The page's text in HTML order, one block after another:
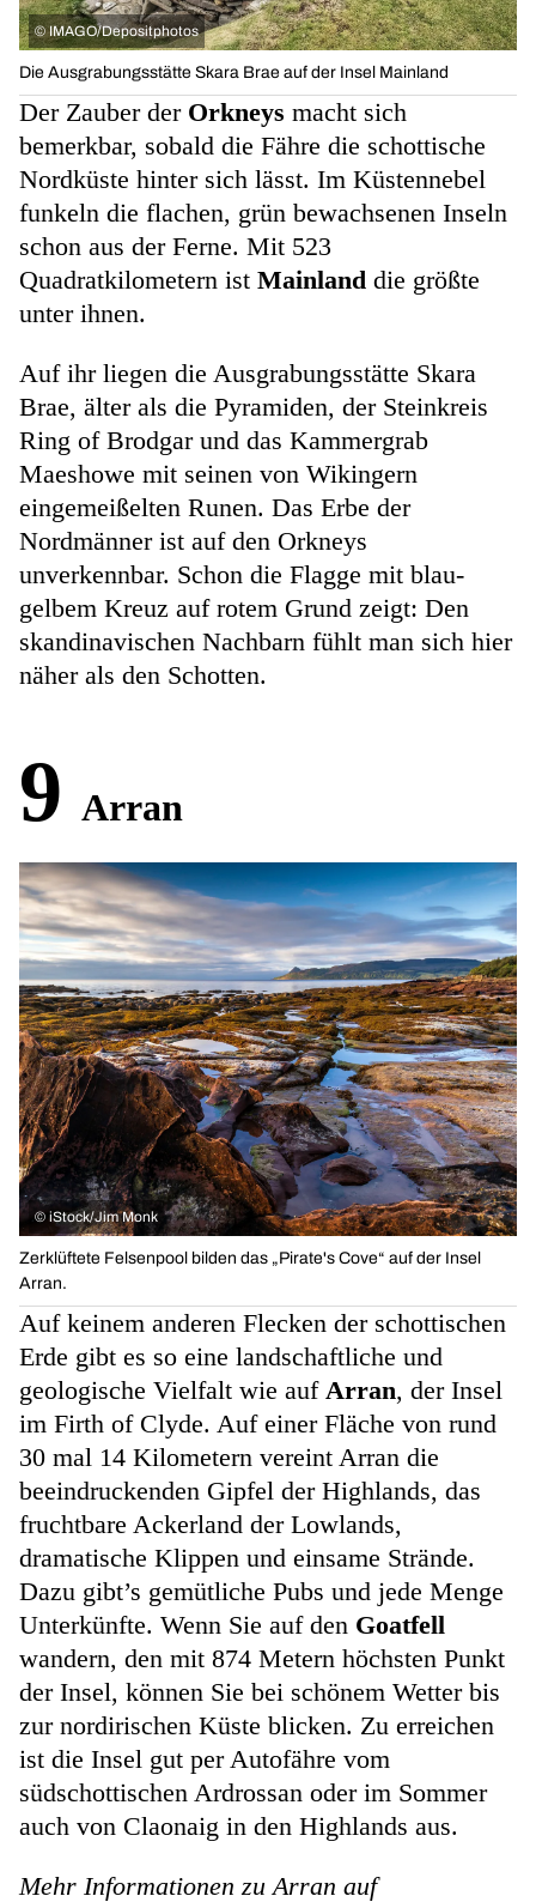
© IMAGO/Depositphotos
Die Ausgrabungsstätte Skara Brae auf der Insel Mainland
Der Zauber der Orkneys macht sich
bemerkbar, sobald die Fähre die schottische
Nordküste hinter sich lässt. Im Küstennebel
funkeln die flachen, grün bewachsenen Inseln
schon aus der Ferne. Mit 523
Quadratkilometern ist Mainland die größte
unter ihnen.
Auf ihr liegen die Ausgrabungsstätte Skara
Brae, älter als die Pyramiden, der Steinkreis
Ring of Brodgar und das Kammergrab
Maeshowe mit seinen von Wikingern
eingemeißelten Runen. Das Erbe der
Nordmänner ist auf den Orkneys
unverkennbar. Schon die Flagge mit blau-
gelbem Kreuz auf rotem Grund zeigt: Den
skandinavischen Nachbarn fühlt man sich hier
näher als den Schotten.
9 Arran
© iStock/Jim Monk
Zerklüftete Felsenpool bilden das „Pirate's Cove“ auf der Insel
Arran.
Auf keinem anderen Flecken der schottischen
Erde gibt es so eine landschaftliche und
geologische Vielfalt wie auf Arran, der Insel
im Firth of Clyde. Auf einer Fläche von rund
30 mal 14 Kilometern vereint Arran die
beeindruckenden Gipfel der Highlands, das
fruchtbare Ackerland der Lowlands,
dramatische Klippen und einsame Strände.
Dazu gibt’s gemütliche Pubs und jede Menge
Unterkünfte. Wenn Sie auf den Goatfell
wandern, den mit 874 Metern höchsten Punkt
der Insel, können Sie bei schönem Wetter bis
zur nordirischen Küste blicken. Zu erreichen
ist die Insel gut per Autofähre vom
südschottischen Ardrossan oder im Sommer
auch von Claonaig in den Highlands aus.
Mehr Informationen zu Arran auf